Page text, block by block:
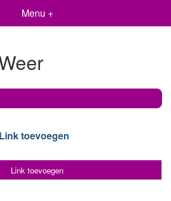
Menu +
Link toevoegen
Link toevoegen